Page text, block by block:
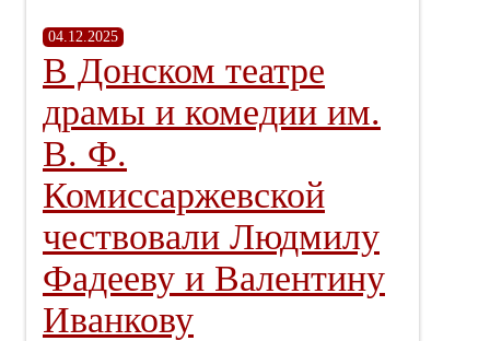
04.12.2025
В Донском театре
драмы и комедии им.
В. Ф.
Комиссаржевской
чествовали Людмилу
Фадееву и Валентину
Иванкову